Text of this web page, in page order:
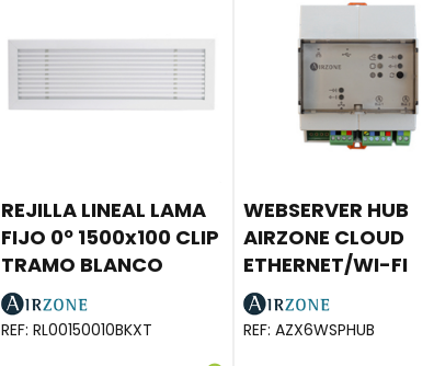
REJILLA LINEAL LAMA
FIJO 0º 1500x100 CLIP
TRAMO BLANCO
REF: RL00150010BKXT
WEBSERVER HUB
AIRZONE CLOUD
ETHERNET/WI-FI
REF: AZX6WSPHUB